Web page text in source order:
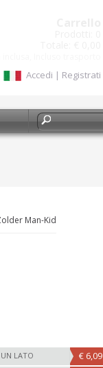
Accedi | Registrati
Man-Kid
LATO
€ 6,09